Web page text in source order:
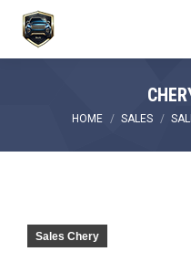
You are here:
HOME SALES
Sales Chery